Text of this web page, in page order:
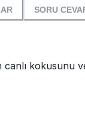
SORU